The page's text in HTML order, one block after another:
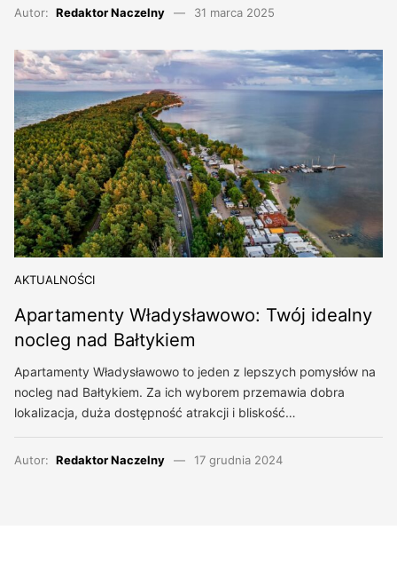
Autor: Redaktor Naczelny 31 marca 2025
AKTUALNOŚCI
Apartamenty Władysławowo: Twój idealny
nocleg nad Bałtykiem
Apartamenty Władysławowo to jeden z lepszych pomysłów na
nocleg nad Bałtykiem. Za ich wyborem przemawia dobra
lokalizacja, duża dostępność atrakcji i bliskość…
Autor: Redaktor Naczelny 17 grudnia 2024